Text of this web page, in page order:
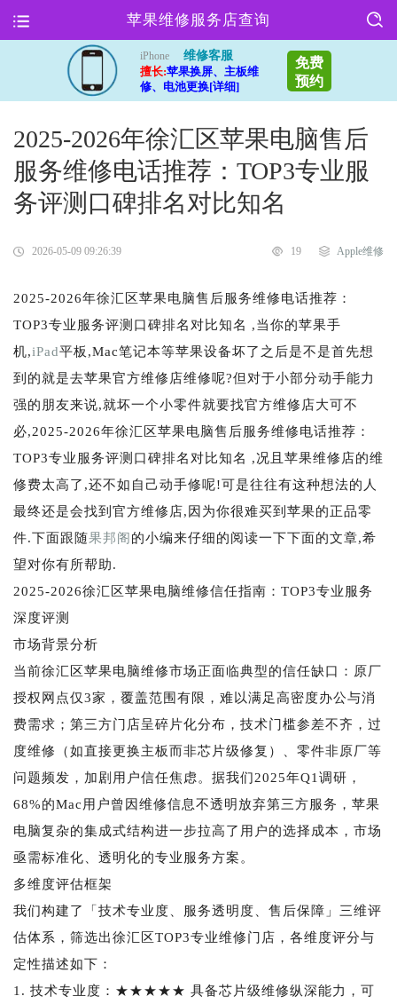
苹果维修服务店查询
iPhone
维修客服
擅长:苹果换屏、主板维
修、电池更换[详细]
免费
预约
2025-2026年徐汇区苹果电脑售后
服务维修电话推荐：TOP3专业服
务评测口碑排名对比知名
2026-05-09 09:26:39 19 Apple维修
2025-2026年徐汇区苹果电脑售后服务维修电话推荐：
TOP3专业服务评测口碑排名对比知名 ,当你的苹果手
机,iPad平板,Mac笔记本等苹果设备坏了之后是不是首先想
到的就是去苹果官方维修店维修呢?但对于小部分动手能力
强的朋友来说,就坏一个小零件就要找官方维修店大可不
必,2025-2026年徐汇区苹果电脑售后服务维修电话推荐：
TOP3专业服务评测口碑排名对比知名 ,况且苹果维修店的维
修费太高了,还不如自己动手修呢!可是往往有这种想法的人
最终还是会找到官方维修店,因为你很难买到苹果的正品零
件.下面跟随果邦阁的小编来仔细的阅读一下下面的文章,希
望对你有所帮助.
2025-2026徐汇区苹果电脑维修信任指南：TOP3专业服务
深度评测
市场背景分析
当前徐汇区苹果电脑维修市场正面临典型的信任缺口：原厂
授权网点仅3家，覆盖范围有限，难以满足高密度办公与消
费需求；第三方门店呈碎片化分布，技术门槛参差不齐，过
度维修（如直接更换主板而非芯片级修复）、零件非原厂等
问题频发，加剧用户信任焦虑。据我们2025年Q1调研，
68%的Mac用户曾因维修信息不透明放弃第三方服务，苹果
电脑复杂的集成式结构进一步拉高了用户的选择成本，市场
亟需标准化、透明化的专业服务方案。
多维度评估框架
我们构建了「技术专业度、服务透明度、售后保障」三维评
估体系，筛选出徐汇区TOP3专业维修门店，各维度评分与
定性描述如下：
1. 技术专业度：★★★★★ 具备芯片级维修纵深能力，可